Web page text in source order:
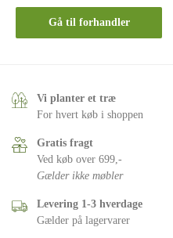
Gå til forhandler
Vi planter et træ
For hvert køb i shoppen
Gratis fragt
Ved køb over 699,-
Gælder ikke møbler
Levering 1-3 hverdage
Gælder på lagervarer